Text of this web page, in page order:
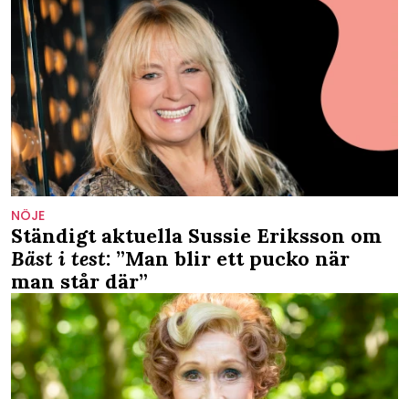
NÖJE
Ständigt aktuella Sussie Eriksson om
Bäst i test: ”Man blir ett pucko när
man står där”